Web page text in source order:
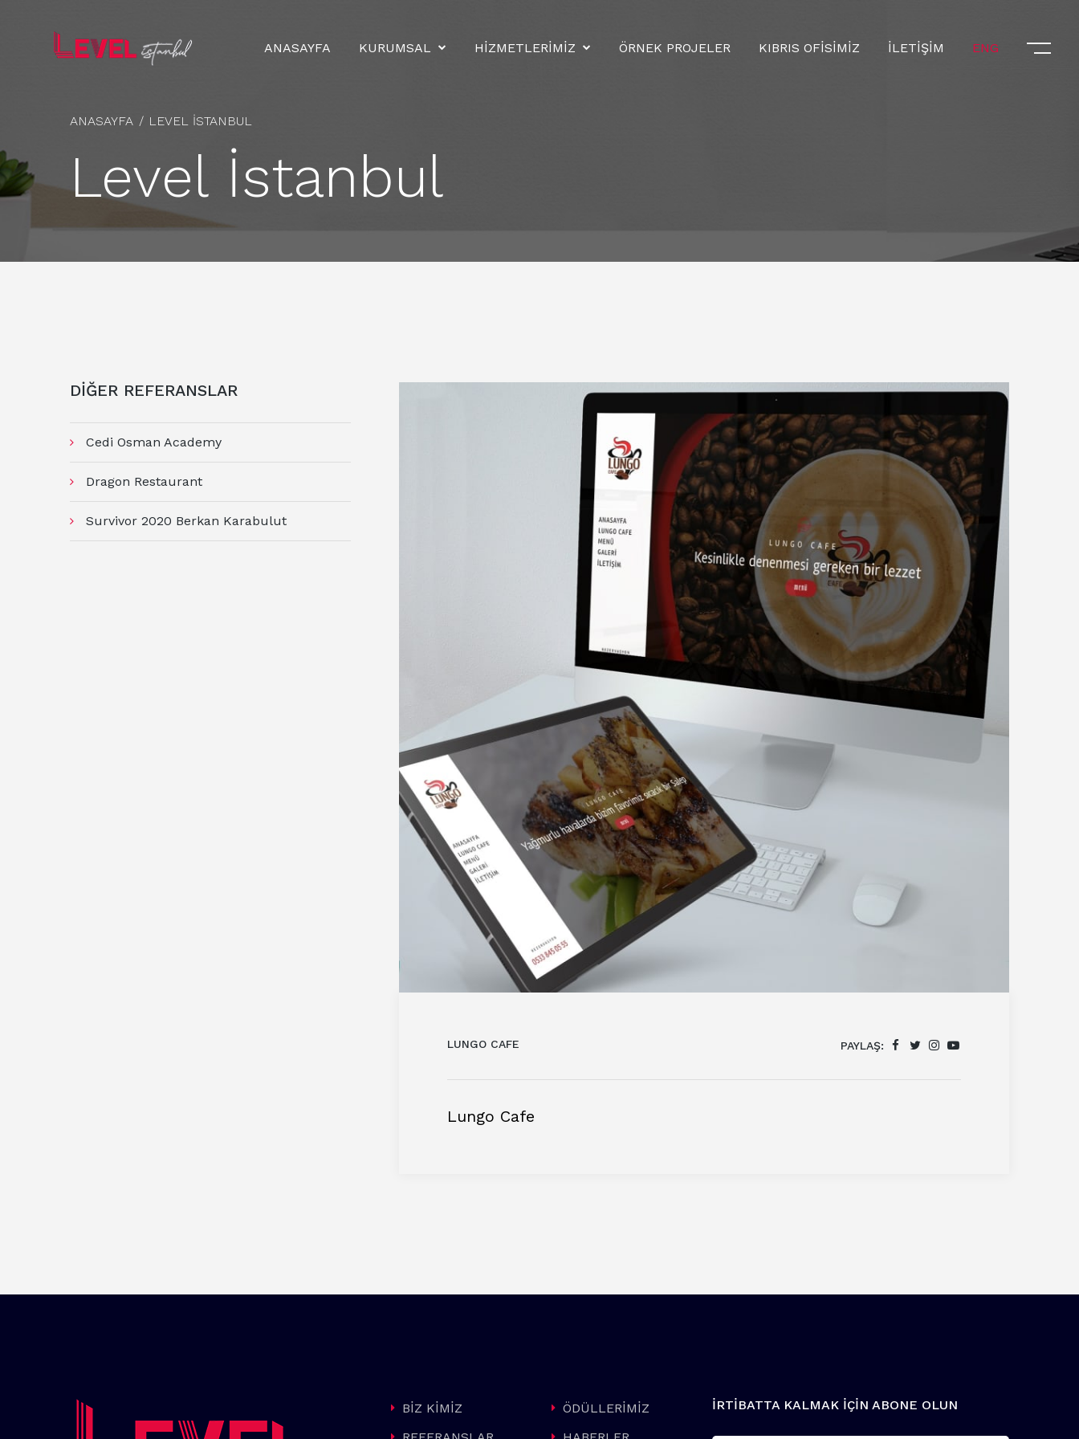
ANASAYFA KURUMSAL HİZMETLERİMİZ ÖRNEK PROJELER KIBRIS OFİSİMİZ İLETİŞİM ENG
ANASAYFA LEVEL İSTANBUL
Level İstanbul
LUNGO CAFE PAYLAŞ:
Lungo Cafe
DİĞER REFERANSLAR
Cedi Osman Academy
Dragon Restaurant
Survivor 2020 Berkan Karabulut
BİZ KİMİZ
ÖDÜLLERİMİZ
İRTİBATTA KALMAK İÇİN ABONE OLUN